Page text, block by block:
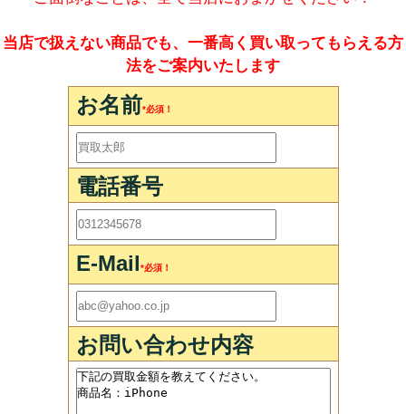
当店で扱えない商品でも、一番高く買い取ってもらえる方
法をご案内いたします
お名前*必須！
電話番号
E-Mail*必須！
お問い合わせ内容